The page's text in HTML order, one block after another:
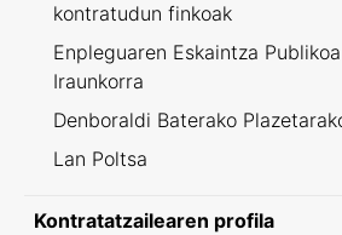
kontratudun finkoak
Enpleguaren Eskaintza
Iraunkorra
Denboraldi Baterako
Lan Poltsa
Kontratatzailearen profila